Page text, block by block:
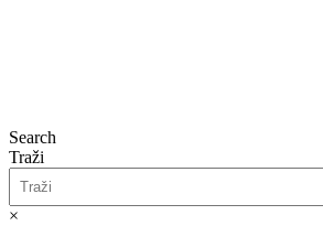
Search
Traži
×